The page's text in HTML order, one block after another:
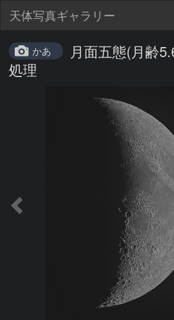
天体写真ギャラリー
かあ
月面五態(月齢
処理